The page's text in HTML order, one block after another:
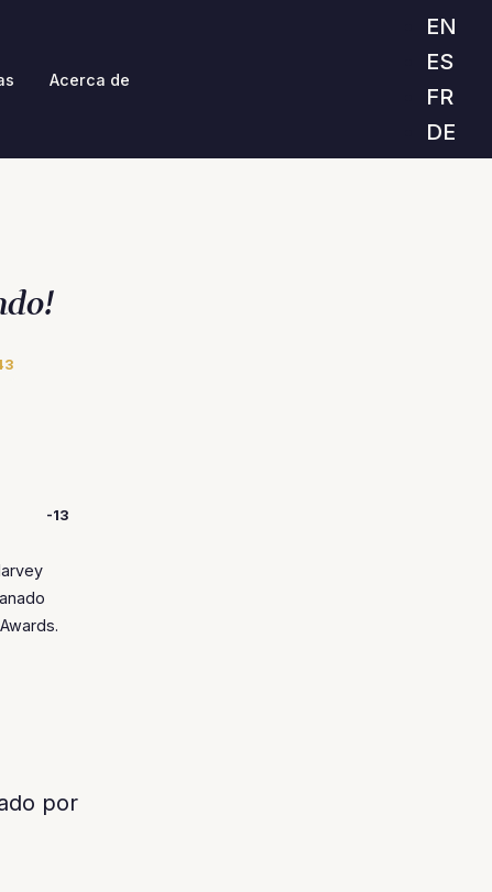
Acerca de
EN
ES
FR
DE
-13
por